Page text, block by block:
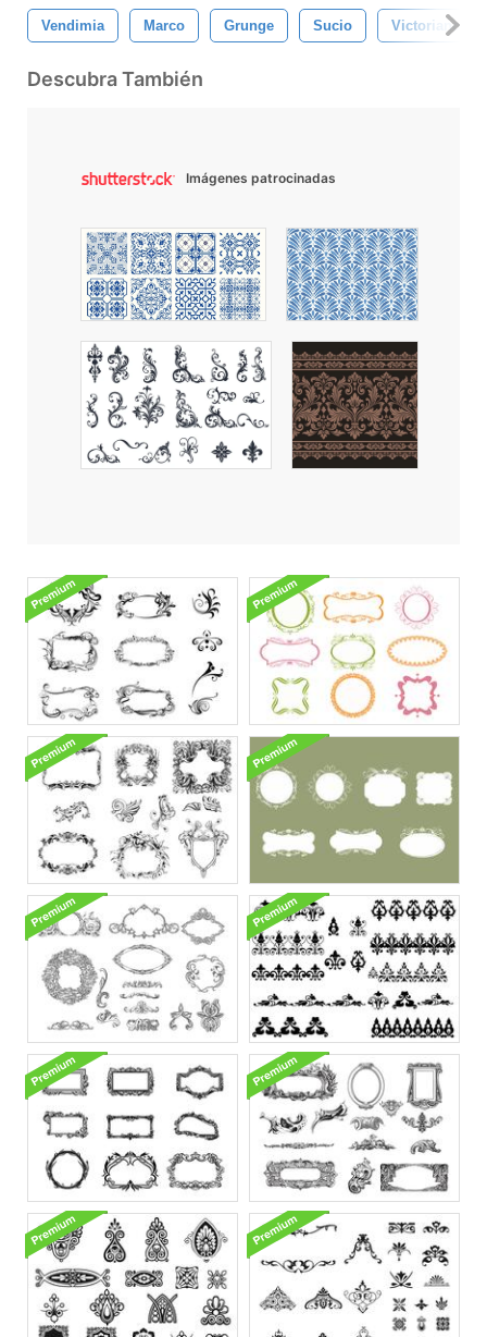
Vendimia Marco Grunge Sucio Victoriano
Descubra También
Imágenes patrocinadas